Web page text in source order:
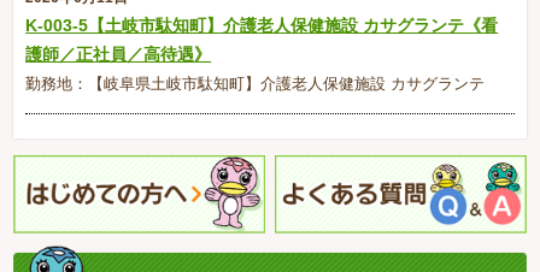
K-003-5【土岐市駄知町】介護老人保健施設 カサグランテ《看
護師／正社員／高待遇》
勤務地：【岐阜県土岐市駄知町】介護老人保健施設 カサグランテ